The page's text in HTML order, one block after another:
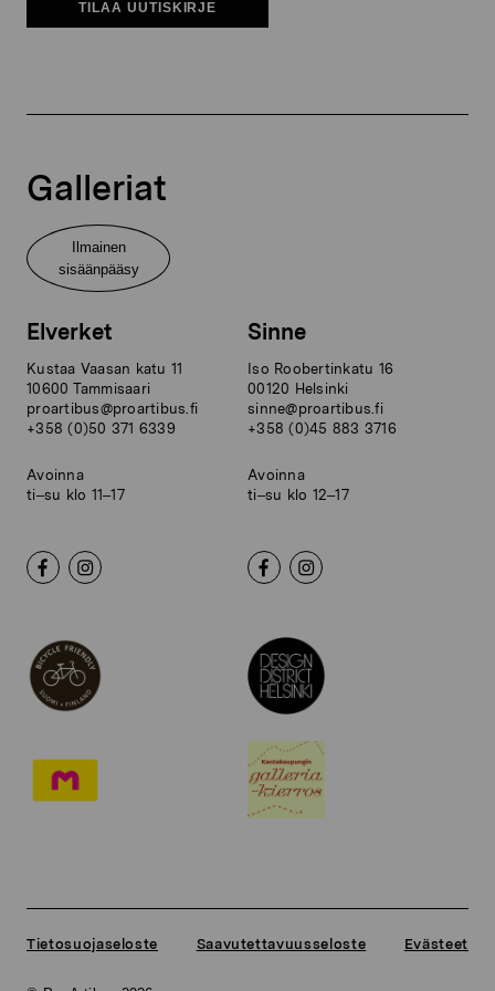
TILAA UUTISKIRJE
Galleriat
Ilmainen
sisäänpääsy
Elverket
Kustaa Vaasan katu 11
10600 Tammisaari
proartibus@proartibus.fi
+358 (0)50 371 6339
Avoinna
ti–su klo 11–17
Sinne
Iso Roobertinkatu 16
00120 Helsinki
sinne@proartibus.fi
+358 (0)45 883 3716
Avoinna
ti–su klo 12–17
Tietosuojaseloste Saavutettavuusseloste Evästeet